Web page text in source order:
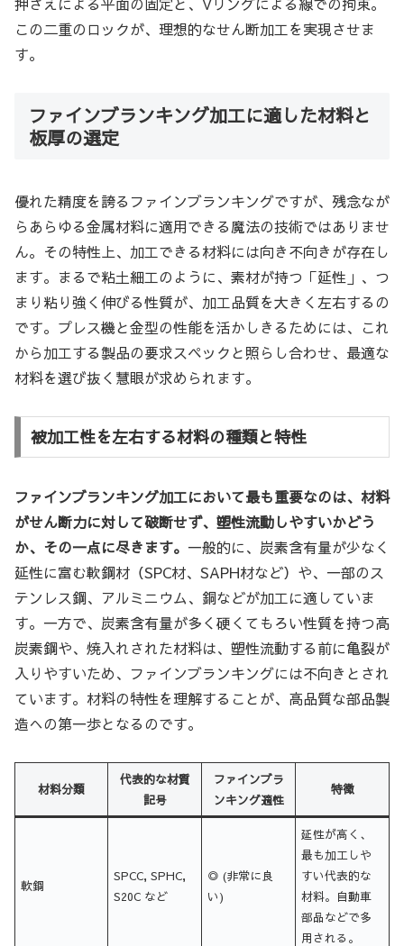
この二重のロックが、理想的なせん断加工を実現させま
す。
ファインブランキング加工に適した材料と
板厚の選定
優れた精度を誇るファインブランキングですが、残念なが
らあらゆる金属材料に適用できる魔法の技術ではありませ
ん。その特性上、加工できる材料には向き不向きが存在し
ます。まるで粘土細工のように、素材が持つ「延性」、つ
まり粘り強く伸びる性質が、加工品質を大きく左右するの
です。プレス機と金型の性能を活かしきるためには、これ
から加工する製品の要求スペックと照らし合わせ、最適な
材料を選び抜く慧眼が求められます。
被加工性を左右する材料の種類と特性
ファインブランキング加工において最も重要なのは、材料
がせん断力に対して破断せず、塑性流動しやすいかどう
か、その一点に尽きます。 一般的に、炭素含有量が少なく
延性に富む軟鋼材（SPC材、SAPH材など）や、一部のス
テンレス鋼、アルミニウム、銅などが加工に適していま
す。一方で、炭素含有量が多く硬くてもろい性質を持つ高
炭素鋼や、焼入れされた材料は、塑性流動する前に亀裂が
入りやすいため、ファインブランキングには不向きとされ
ています。材料の特性を理解することが、高品質な部品製
造への第一歩となるのです。
材料分類
代表的な材質
記号
ファインブラ
ンキング適性
特徴
軟鋼
SPCC, SPHC,
S20C など
◎ (非常に良
い)
延性が高く、
最も加工しや
すい代表的な
材料。自動車
部品などで多
用される。